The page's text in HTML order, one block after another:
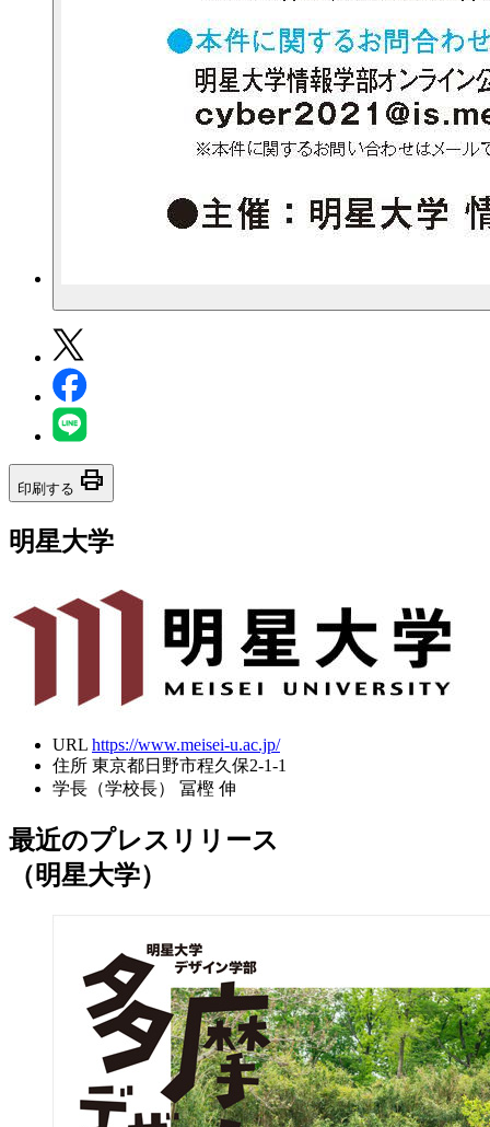
印刷する print
明星大学
URL https://www.meisei-u.ac.jp/
住所 東京都日野市程久保2-1-1
学長（学校長）
冨樫 伸
最近のプレスリリース
（明星大学）